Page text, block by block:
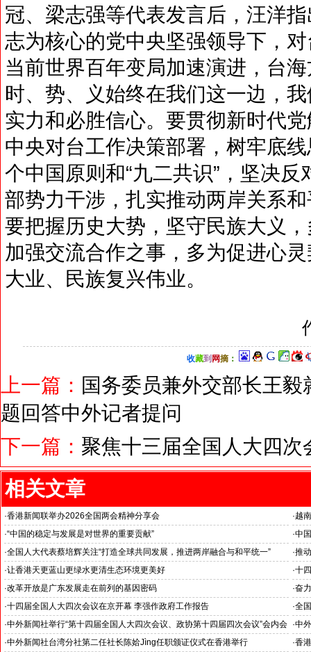
冠、梁志强等代表发言后，汪洋
志为核心的党中央坚强领导下，
当前世界百年变局加速演进，台
时、势、义始终在我们这一边，
实力和必胜信心。要贯彻新时代
中央对台工作决策部署，树牢底
个中国原则和“九二共识”，坚决
部势力干涉，扎实推动两岸关系
要把握历史大势，坚守民族大义
加强交流合作之事，多为促进心
大业、民族复兴伟业。
收藏到 网摘：
上一篇： 国务委员兼外交部长王毅
题回答中外记者提问
下一篇： 聚焦十三届全国人大四次
相关文章
·香港新闻联举办2026全国两会精神分享会 ·越
“中
·“中国的稳定与发展是对世界的重要贡献”
伊朗驻华大使拉赫曼尼·法兹里阁下谈中国两会
·中
王
·全国人大代表蔡培辉关注“打造全球共同发展，推进两岸融合与和平统一” ·推
聚
·让香港天更蓝山更绿水更清生态环境更美好
聚焦十四届全国人大四次会议香港代表团审议生态环境法典草案
·十
锚
·改革开放是广东发展走在前列的基因密码
--中外新闻社2026全国两会报道之四
·奋
--中
·十四届全国人大四次会议在京开幕 李强作政府工作报告
--中外新闻社2026全国两会报道之二
·全
--中
·中外新闻社举行“第十四届全国人大四次会议、政协第十四届四次会议”会内会
外采访工作会议
·中
·中外新闻社台湾分社第二任社长陈姶Jìng任职颁证仪式在香港举行 ·香